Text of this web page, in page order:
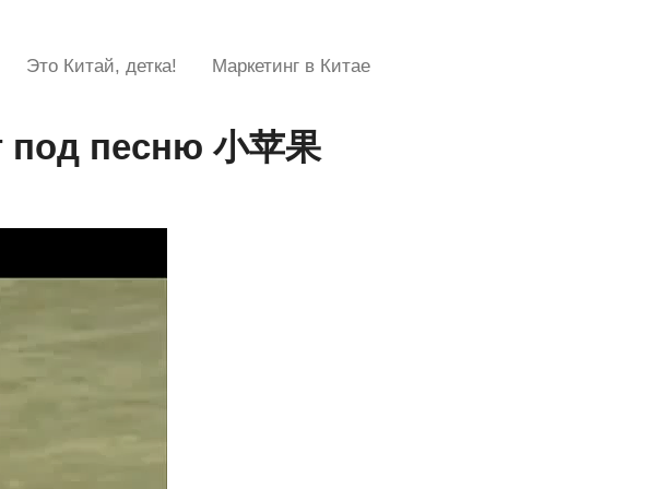
Это Китай, детка! Маркетинг в Китае
песню 小苹果